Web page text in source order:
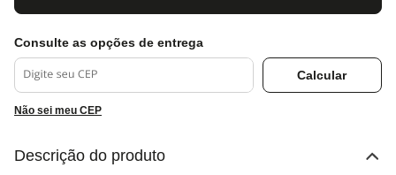
Não sei meu CEP
Descrição do produto